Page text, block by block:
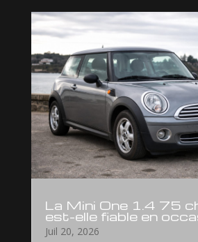
La Mini One 1.4 75
est-elle fiable en
Juil 20, 2026